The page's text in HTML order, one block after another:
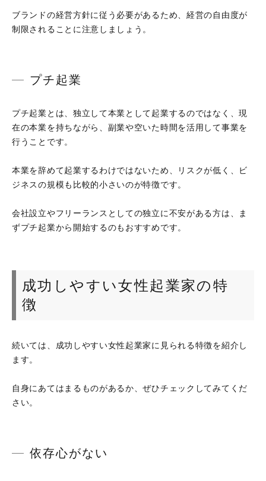
ブランドの経営方針に従う必要があるため、経営の自由度が
制限されることに注意しましょう。
プチ起業
プチ起業とは、独立して本業として起業するのではなく、現
在の本業を持ちながら、副業や空いた時間を活用して事業を
行うことです。
本業を辞めて起業するわけではないため、リスクが低く、ビ
ジネスの規模も比較的小さいのが特徴です。
会社設立やフリーランスとしての独立に不安がある方は、ま
ずプチ起業から開始するのもおすすめです。
成功しやすい女性起業家の特
徴
続いては、成功しやすい女性起業家に見られる特徴を紹介し
ます。
自身にあてはまるものがあるか、ぜひチェックしてみてくだ
さい。
依存心がない